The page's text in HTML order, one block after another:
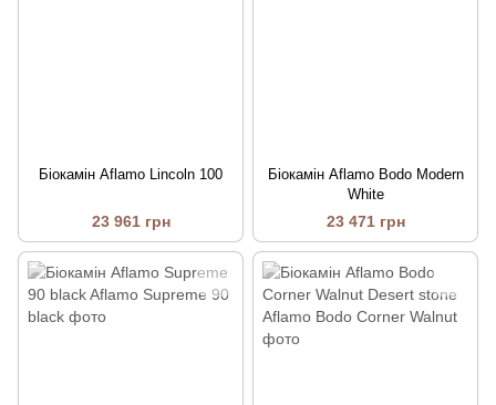
Біокамін Aflamo Lincoln 100
23 961 грн
Біокамін Aflamo Bodo Modern
White
23 471 грн